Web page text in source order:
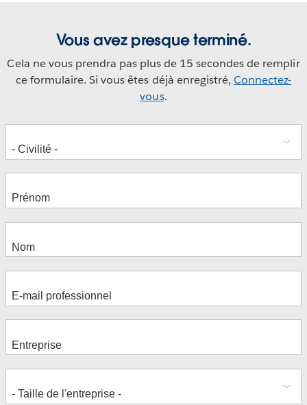
Vous avez presque terminé.
Cela ne vous prendra pas plus de 15 secondes de remplir
ce formulaire. Si vous êtes déjà enregistré, Connectez-
vous.